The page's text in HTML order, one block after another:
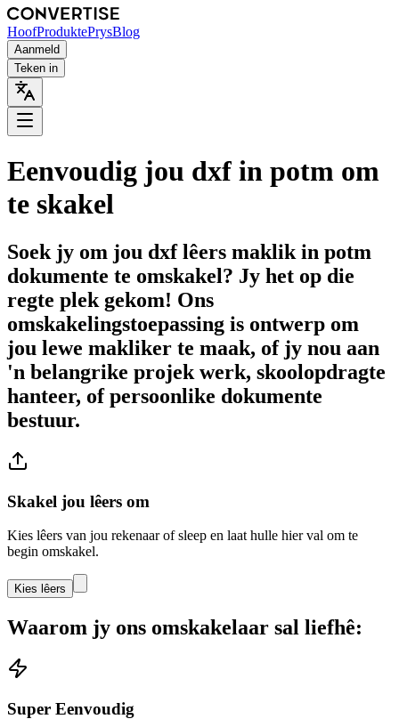
HoofProduktePrysBlog
Aanmeld
Teken in
Eenvoudig jou dxf in potm om
te skakel
Soek jy om jou dxf lêers maklik in potm
dokumente te omskakel? Jy het op die
regte plek gekom! Ons
omskakelingstoepassing is ontwerp om
jou lewe makliker te maak, of jy nou aan
'n belangrike projek werk, skoolopdragte
hanteer, of persoonlike dokumente
bestuur.
Skakel jou lêers om
Kies lêers van jou rekenaar of sleep en laat hulle hier val om te
begin omskakel.
Kies lêers
Waarom jy ons omskakelaar sal liefhê:
Super Eenvoudig